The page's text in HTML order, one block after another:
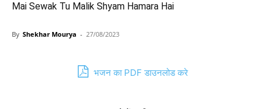
Mai Sewak Tu Malik Shyam Hamara Hai
By Shekhar Mourya - 27/08/2023
भजन का PDF डाउनलोड करे